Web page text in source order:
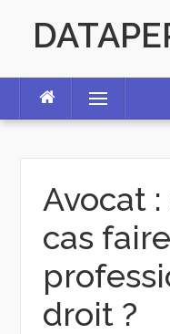
content
Menu
Avocat
cas
droit ?